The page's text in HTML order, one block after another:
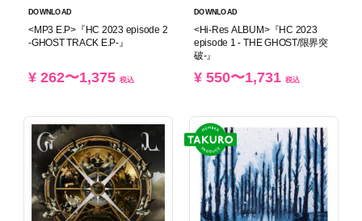
DOWNLOAD
<MP3 E.P>『HC 2023 episode 2
-GHOST TRACK E.P-』
¥ 262〜1,375 税込
DOWNLOAD
<Hi-Res ALBUM>『HC 2023
episode 1 - THE GHOST/限界突
破-』
¥ 550〜1,731 税込